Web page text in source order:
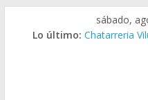
sábado,
Lo último: Chatarreria